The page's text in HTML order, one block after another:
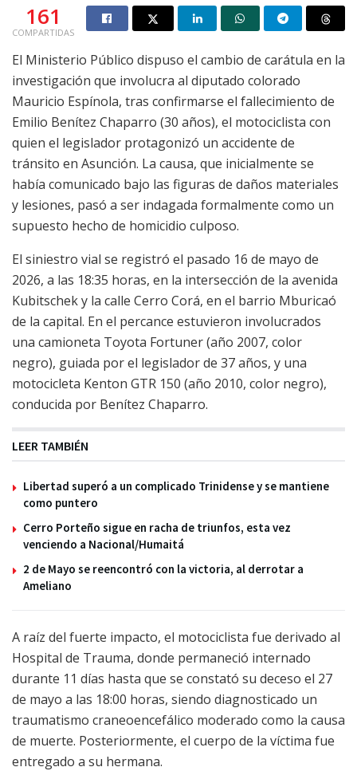
161
COMPARTIDAS
El Ministerio Público dispuso el cambio de carátula en la
investigación que involucra al diputado colorado
Mauricio Espínola, tras confirmarse el fallecimiento de
Emilio Benítez Chaparro (30 años), el motociclista con
quien el legislador protagonizó un accidente de
tránsito en Asunción. La causa, que inicialmente se
había comunicado bajo las figuras de daños materiales
y lesiones, pasó a ser indagada formalmente como un
supuesto hecho de homicidio culposo.
El siniestro vial se registró el pasado 16 de mayo de
2026, a las 18:35 horas, en la intersección de la avenida
Kubitschek y la calle Cerro Corá, en el barrio Mburicaó
de la capital. En el percance estuvieron involucrados
una camioneta Toyota Fortuner (año 2007, color
negro), guiada por el legislador de 37 años, y una
motocicleta Kenton GTR 150 (año 2010, color negro),
conducida por Benítez Chaparro.
LEER TAMBIÉN
Libertad superó a un complicado Trinidense y se mantiene
como puntero
Cerro Porteño sigue en racha de triunfos, esta vez
venciendo a Nacional/Humaitá
2 de Mayo se reencontró con la victoria, al derrotar a
Ameliano
A raíz del fuerte impacto, el motociclista fue derivado al
Hospital de Trauma, donde permaneció internado
durante 11 días hasta que se constató su deceso el 27
de mayo a las 18:00 horas, siendo diagnosticado un
traumatismo craneoencefálico moderado como la causa
de muerte. Posteriormente, el cuerpo de la víctima fue
entregado a su hermana.